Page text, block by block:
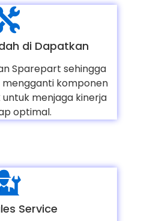
di Dapatkan
Sparepart sehingga
komponen
menjaga kinerja
optimal.
Service